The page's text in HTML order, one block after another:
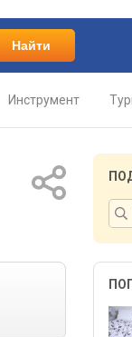
Найти
Инструмент